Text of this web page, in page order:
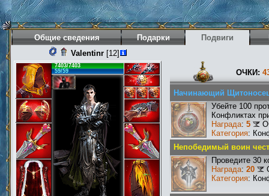
Общие сведения Подарки Подвиги
Valentinr[12]
7403/7403
59/59
ОЧКИ:
Начинающий
Убейте 100
Конфликтах
Награда: 5
Категория:
Непобедимый воин
Проведите 30
Награда: 20
Категория: